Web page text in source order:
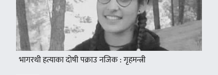
भागरथी हत्याका दोषी पक्राउ नजिक : गृहमन्त्री